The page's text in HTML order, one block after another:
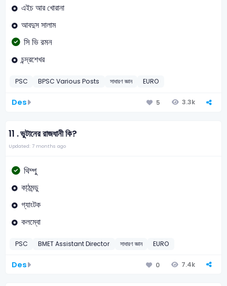
এইচ আর খোরানা
আবদুস সালাম
সি ভি রমন
চন্দ্রশেখর
PSC BPSC Various Posts সাধারণ জ্ঞান EURO
Des 5 3.3k
11 .‌ভুটানের রাজধানী কি?
Updated: 7 months ago
থিম্পু
কা্ঠমন্ডু
গ্যাংটক
কলম্বো
PSC BMET Assistant Director সাধারণ জ্ঞান EURO
Des 0 7.4k